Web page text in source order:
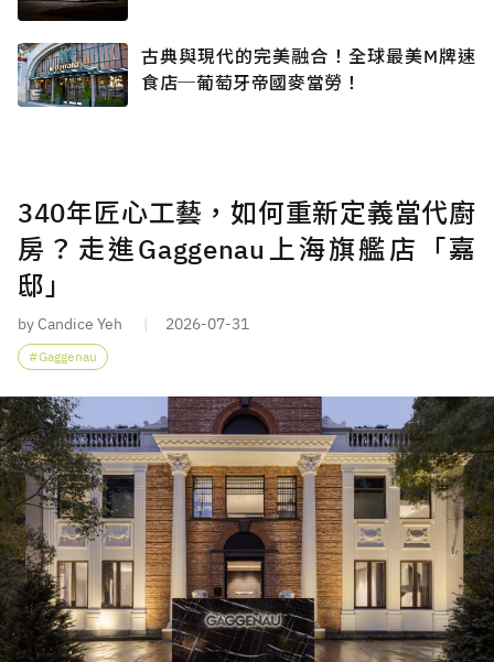
古典與現代的完美融合！全球最美M牌速
食店─葡萄牙帝國麥當勞！
340年匠心工藝，如何重新定義當代廚
房？走進Gaggenau上海旗艦店「嘉
邸」
by Candice Yeh 2026-07-31
Gaggenau